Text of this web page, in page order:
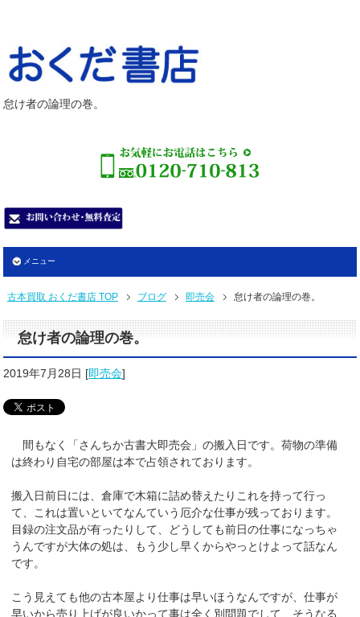
怠け者の論理の巻。
メニュー
古本買取 おくだ書店 TOP ブログ 即売会 怠け者の論理の巻。
怠け者の論理の巻。
2019年7月28日 [即売会]
間もなく「さんちか古書大即売会」の搬入日です。荷物の準備
は終わり自宅の部屋は本で占領されております。
搬入日前日には、倉庫で木箱に詰め替えたりこれを持って行っ
て、これは置いといてなんていう厄介な仕事が残っております。
目録の注文品が有ったりして、どうしても前日の仕事になっちゃ
うんですが大体の処は、もう少し早くからやっとけよって話なん
です。
こう見えても他の古本屋より仕事は早いほうなんですが、仕事が
早いから売り上げが良いかって事は全く別問題でして、そうなる